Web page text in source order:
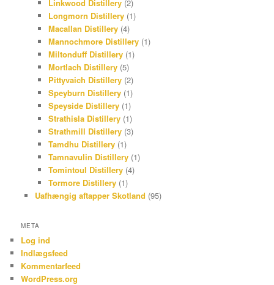
Linkwood Distillery (2)
Longmorn Distillery (1)
Macallan Distillery (4)
Mannochmore Distillery (1)
Miltonduff Distillery (1)
Mortlach Distillery (5)
Pittyvaich Distillery (2)
Speyburn Distillery (1)
Speyside Distillery (1)
Strathisla Distillery (1)
Strathmill Distillery (3)
Tamdhu Distillery (1)
Tamnavulin Distillery (1)
Tomintoul Distillery (4)
Tormore Distillery (1)
Uafhængig aftapper Skotland (95)
META
Log ind
Indlægsfeed
Kommentarfeed
WordPress.org